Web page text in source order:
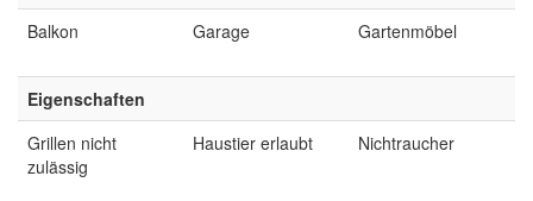
Balkon
Garage Gartenmöbel
Eigenschaften
Grillen nicht
zulässig
Haustier erlaubt Nichtraucher